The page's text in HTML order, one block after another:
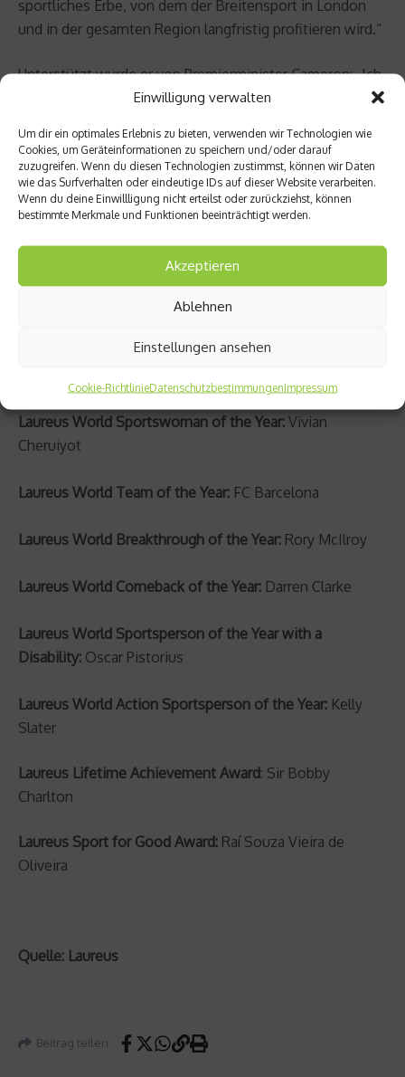
Einwilligung verwalten
Um dir ein optimales Erlebnis zu bieten, verwenden wir Technologien wie
Cookies, um Geräteinformationen zu speichern und/oder darauf
zuzugreifen. Wenn du diesen Technologien zustimmst, können wir Daten
wie das Surfverhalten oder eindeutige IDs auf dieser Website verarbeiten.
Wenn du deine Einwillligung nicht erteilst oder zurückziehst, können
bestimmte Merkmale und Funktionen beeinträchtigt werden.
Akzeptieren
Ablehnen
Einstellungen ansehen
Cookie-RichtlinieDatenschutzbestimmungenImpressum
sportliches Erbe, von dem der Breitensport in London
und in der gesamten Region langfristig profitieren wird.“
Unterstützt wurde er von Premierminister Cameron: „Ich
freue mich, dass die Laureus World Sports Awards 2012
die besten Sportlerinnen und Sportler der Welt und
unterstreichen die unglaubliche Macht des Sports, das
Leben einzelner Menschen und ganzer Gemeinschaften
rund um den Globus zu verändern. Ich kann mir keinen
Laureus World Sportswoman of the Year: Vivian
Cheruiyot
Laureus World Team of the Year: FC Barcelona
Laureus World Breakthrough of the Year: Rory McIlroy
Laureus World Comeback of the Year: Darren Clarke
Laureus World Sportsperson of the Year with a
Disability: Oscar Pistorius
Laureus World Action Sportsperson of the Year: Kelly
Slater
Laureus Lifetime Achievement Award: Sir Bobby
Charlton
Laureus Sport for Good Award: Raí Souza Vieira de
Oliveira
Quelle: Laureus
Beitrag teilen